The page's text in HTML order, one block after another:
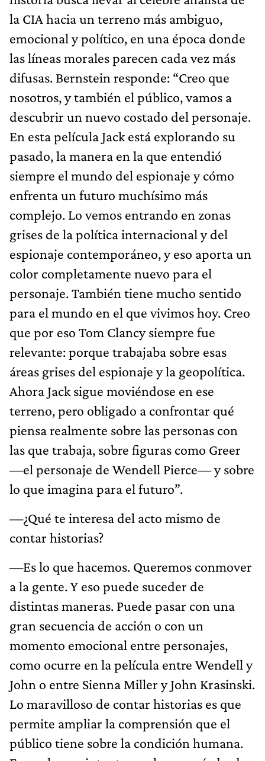
la CIA hacia un terreno más ambiguo,
emocional y político, en una época donde
las líneas morales parecen cada vez más
difusas. Bernstein responde: “Creo que
nosotros, y también el público, vamos a
descubrir un nuevo costado del personaje.
En esta película Jack está explorando su
pasado, la manera en la que entendió
siempre el mundo del espionaje y cómo
enfrenta un futuro muchísimo más
complejo. Lo vemos entrando en zonas
grises de la política internacional y del
espionaje contemporáneo, y eso aporta un
color completamente nuevo para el
personaje. También tiene mucho sentido
para el mundo en el que vivimos hoy. Creo
que por eso Tom Clancy siempre fue
relevante: porque trabajaba sobre esas
áreas grises del espionaje y la geopolítica.
Ahora Jack sigue moviéndose en ese
terreno, pero obligado a confrontar qué
piensa realmente sobre las personas con
las que trabaja, sobre figuras como Greer
—el personaje de Wendell Pierce— y sobre
lo que imagina para el futuro”.
—¿Qué te interesa del acto mismo de
contar historias?
—Es lo que hacemos. Queremos conmover
a la gente. Y eso puede suceder de
distintas maneras. Puede pasar con una
gran secuencia de acción o con un
momento emocional entre personajes,
como ocurre en la película entre Wendell y
John o entre Sienna Miller y John Krasinski.
Lo maravilloso de contar historias es que
permite ampliar la comprensión que el
público tiene sobre la condición humana.